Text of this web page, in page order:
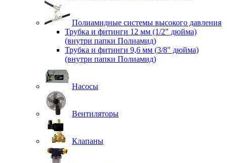
Полиамидные системы высокого давления
Трубка и фитинги 12 мм (1/2" дюйма)
(внутри папки Полиамид)
Трубка и фитинги 9,6 мм (3/8" дюйма)
(внутри папки Полиамид)
Насосы
Вентиляторы
Клапаны